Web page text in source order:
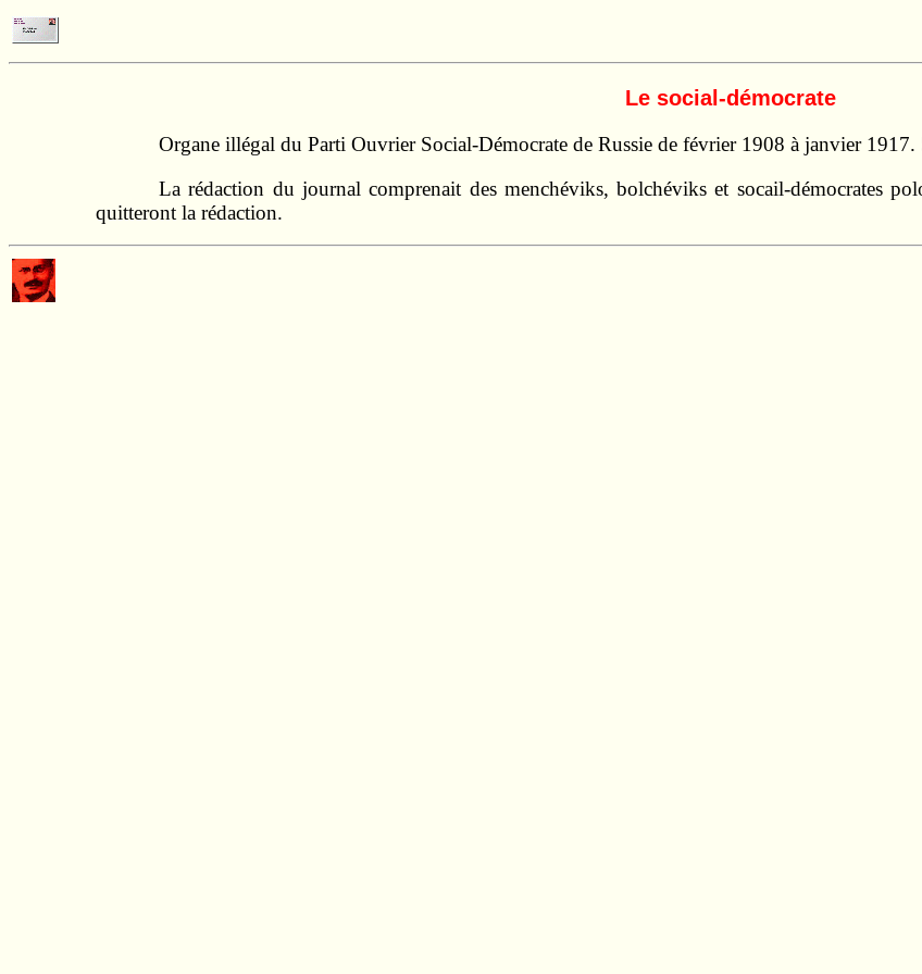
Le social-démocrate
Organe illégal du Parti Ouvrier Social-Démocrate de Russie de février 1908 à janvier 1917.
La rédaction du journal comprenait des menchéviks, bolchéviks et socail-démocrates
quitteront la rédaction.